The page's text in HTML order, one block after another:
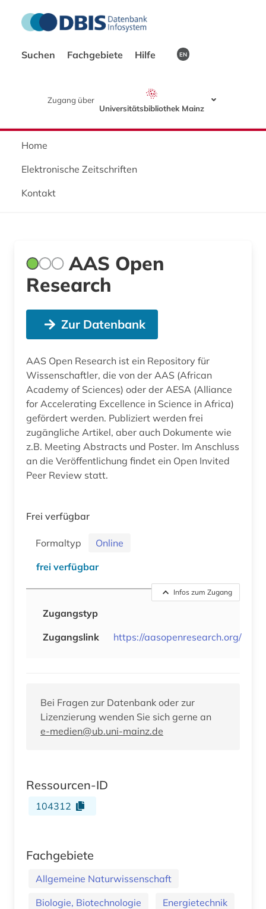
Suchen Fachgebiete Hilfe EN
Zugang über
Universitätsbibliothek Mainz
Home
Elektronische Zeitschriften
Kontakt
AAS Open
Research
Zur Datenbank
AAS Open Research ist ein Repository für
Wissenschaftler, die von der AAS (African
Academy of Sciences) oder der AESA (Alliance
for Accelerating Excellence in Science in Africa)
gefördert werden. Publiziert werden frei
zugängliche Artikel, aber auch Dokumente wie
z.B. Meeting Abstracts und Poster. Im Anschluss
an die Veröffentlichung findet ein Open Invited
Peer Review statt.
Frei verfügbar
Formaltyp
Online
frei verfügbar
Infos zum Zugang
Zugangstyp
Zugangslink
https://aasopenresearch.org/
Bei Fragen zur Datenbank oder zur
Lizenzierung wenden Sie sich gerne an
e-medien@ub.uni-mainz.de
Ressourcen-ID
104312
Fachgebiete
Allgemeine Naturwissenschaft
Biologie, Biotechnologie
Energietechnik